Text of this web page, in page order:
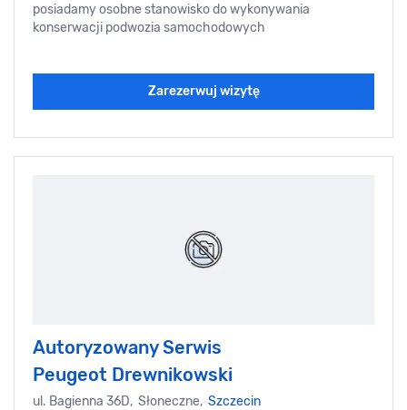
posiadamy osobne stanowisko do wykonywania
konserwacji podwozia samochodowych
Zarezerwuj wizytę
Autoryzowany Serwis
Peugeot Drewnikowski
ul. Bagienna 36D, Słoneczne, Szczecin